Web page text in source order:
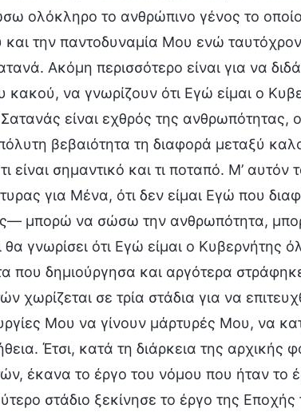
ολόκληρο το ανθρώπινο γένος το
και την παντοδυναμία Μου ενώ
Ακόμη περισσότερο είναι για να
κακού, να γνωρίζουν ότι Εγώ είμαι ο
είναι εχθρός της
βεβαιότητα τη διαφορά μεταξύ
είναι σημαντικό και τι ποταπό. Μ’
για Μένα, ότι δεν είμαι Εγώ που
μπορώ να σώσω την ανθρωπότητα,
γνωρίσει ότι Εγώ είμαι ο Κυβερνήτης
που δημιούργησα και αργότερα
χωρίζεται σε τρία στάδια για να
Μου να γίνουν μάρτυρές Μου, να
Έτσι, κατά τη διάρκεια της αρχικής
έκανα το έργο του νόμου που ήταν το
στάδιο ξεκίνησε το έργο της Εποχής